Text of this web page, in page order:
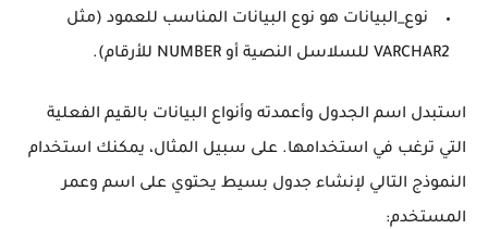
نوع_البيانات هو نوع البيانات المناسب للعمود (مثل
VARCHAR2 للسلاسل النصية أو NUMBER للأرقام).
استبدل اسم الجدول وأعمدته وأنواع البيانات بالقيم الفعلية
التي ترغب في استخدامها. على سبيل المثال، يمكنك استخدام
النموذج التالي لإنشاء جدول بسيط يحتوي على اسم وعمر
المستخدم: